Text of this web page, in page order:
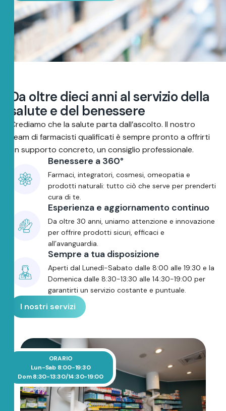
Da oltre dieci anni alservizio della
salute e del benessere
Crediamo che la salute parta dall’ascolto. Il nostro
team di farmacisti qualificati è sempre pronto a offrirti
un supporto concreto, un consiglio professionale.
Benessere a 360°
Farmaci, integratori, cosmesi, omeopatia e
prodotti naturali: tutto ciò che serve per prenderti
cura di te.
Esperienza e aggiornamento continuo
Da oltre 30 anni, uniamo attenzione e innovazione
per offrire prodotti sicuri, efficaci e
all’avanguardia.
Sempre a tua disposizione
Aperti dal Lunedì-Sabato dalle 8:00 alle 19:30 e la
Domenica dalle 8:30-13:30 alle 14:30-19:00 per
garantirti un servizio costante e puntuale.
I nostri servizi
ORARIO
Lun-Sab 8:00-19:30
Dom 8:30-13:30/14:30-19:00